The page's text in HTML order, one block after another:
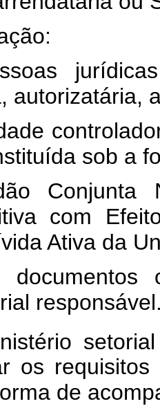
autorizatária,
sob a
Conjunta
com
Ativa da
os
de